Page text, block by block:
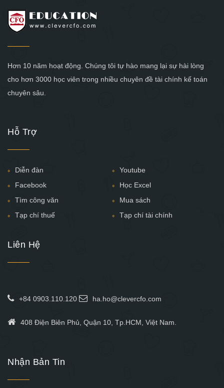
Hơn 10 năm hoạt động. Chúng tôi tự hào mang lại sự hài lòng
cho hơn 3000 học viên trong nhiều chuyên đề tài chính kế toán
chuyên sâu.
Hỗ Trợ
Diễn đàn
Youtube
Facebook
Học Excel
Tìm công văn
Mua sách
Tạp chí thuế
Tạp chí tài chính
Liên Hệ
+84 0903.110.120 ha.ho@clevercfo.com
408 Điện Biên Phủ, Quận 10, Tp.HCM, Việt Nam.
Nhận Bản Tin